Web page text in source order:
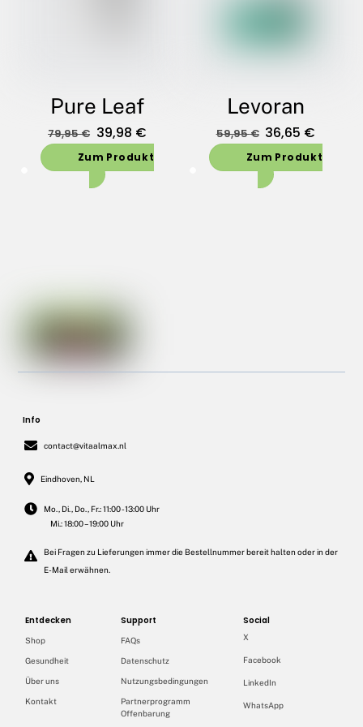
Pure Leaf
79,95€ Oorspronkelijke
prijs
was:
79,95 €.
39,98 €Huidige
prijs
is:
Zum Produkt
Levoran
59,95€
prijs
was:
59,95 €.
36,65 €
prijs
is:
Zum Produkt
Info
contact@vitaalmax.nl
Eindhoven, NL
Mo., Di., Do., Fr.: 11:00 - 13:00 Uhr
Mi.: 18:00 – 19:00 Uhr
Bei Fragen zu Lieferungen immer die Bestellnummer bereit halten oder in der
E-Mail erwähnen.
Entdecken
Shop
Gesundheit
Über uns
Kontakt
Support
FAQs
Datenschutz
Nutzungsbedingungen
Partnerprogramm
Offenbarung
Social
X
Facebook
LinkedIn
WhatsApp